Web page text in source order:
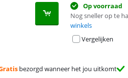
Op voorraad
Nog sneller op te
winkels
Vergelijken
bezorgd wanneer het jou uitkomt